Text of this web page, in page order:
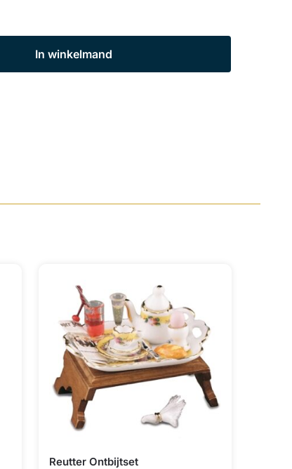
In winkelmand
Reutter Ontbijtset